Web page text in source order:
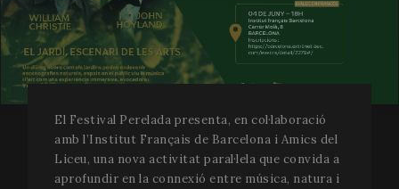
El Festival Perelada presenta, en col·laboració
amb l’Institut Français de Barcelona i Amics del
Liceu, una nova activitat paral·lela que convida a
aprofundir en la connexió entre música, natura i